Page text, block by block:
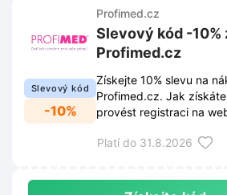
Slevový kód
-10%
Profimed.cz
Slevový kód -10%
Profimed.cz
Získejte 10% slevu na
Profimed.cz. Jak
provést registraci na
zadanou e-mailovou
Platí do 31.8.2026